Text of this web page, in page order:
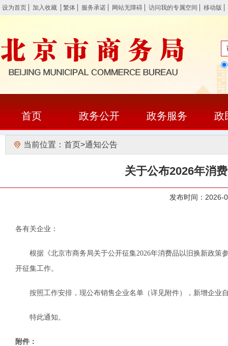
设为首页 加入收藏 繁体 服务承诺 网站无障碍 访问我的专属空间 移动版
首页 政务公开 政务服务 政
当前位置： 首页>通知公告
关于公布2026年消
发布时间：
各有关企业：
根据《北京市商务局关于公开征集2026年消费品以旧换新政策
开征集工作。
按照工作安排，现公布销售企业名单（详见附件），新增企业
特此通知。
附件：